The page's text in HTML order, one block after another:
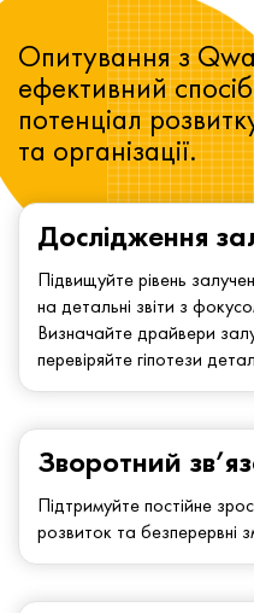
Дослідження
Підвищуйте рівень
на детальні звіти з
Визначайте драйвери
перевіряйте гіпотези
Зворотний
Підтримуйте постійне
розвиток та безперервні
Опитування з
ефективний
потенціал
та організації.